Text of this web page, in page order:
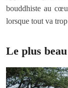
bouddhiste au
lorsque tout va
Le plus